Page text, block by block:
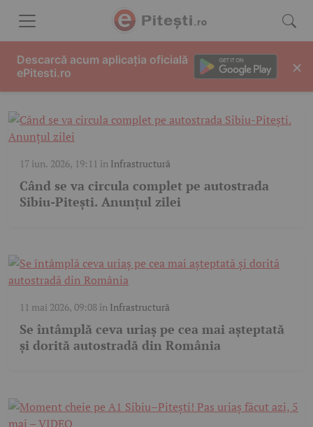
AUTOSTRADA SIBIU-PITESTI
17 iun. 2026, 19:11 în Infrastructură
Când se va circula complet pe autostrada
Sibiu-Pitești. Anunțul zilei
11 mai 2026, 09:08 în Infrastructură
Se întâmplă ceva uriaș pe cea mai așteptată
și dorită autostradă din România
Descarcă acum aplicația oficială
ePitesti.ro
×